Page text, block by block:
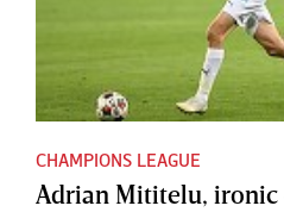
CHAMPIONS LEAGUE
Adrian Mititelu,